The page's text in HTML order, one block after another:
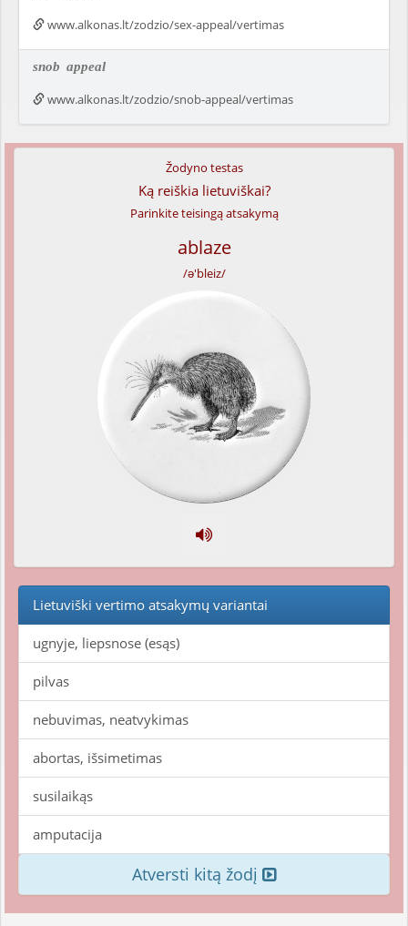
www.alkonas.lt/zodzio/sex-appeal/vertimas
snob appeal
www.alkonas.lt/zodzio/snob-appeal/vertimas
Žodyno testas
Ką reiškia lietuviškai?
Parinkite teisingą atsakymą
ablaze
/ə'bleiz/
Lietuviški vertimo atsakymų variantai
ugnyje, liepsnose (esąs)
pilvas
nebuvimas, neatvykimas
abortas, išsimetimas
susilaikąs
amputacija
Atversti kitą žodį